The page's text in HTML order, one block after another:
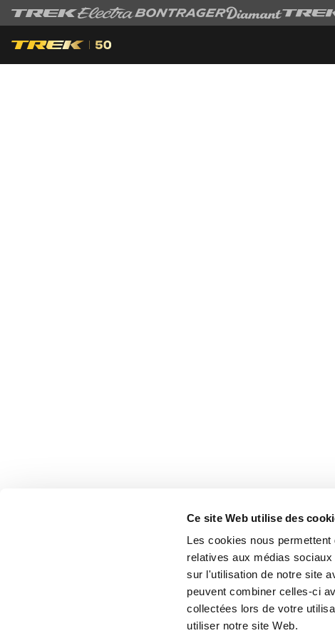
Ce site Web utilise des
Les cookies nous
relatives aux médias
sur l'utilisation de notre site
peuvent combiner celles-ci
collectées lors de votre
utiliser notre site Web.